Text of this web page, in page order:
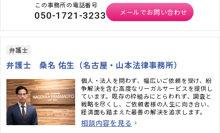
この事務所の電話番号
050-1721-3233 メールでお問い合わせ
弁護士
弁護士 桑名 佑生（名古屋・山本法律事務所）
個人・法人を問わず、幅広いご依頼を受け、紛
争解決を含む高度なリーガルサービスを提供し
ています。既存の枠組みにとらわれず、調査と
戦略を尽くし、ご依頼者様の人生に向き合い、
経済面も踏まえた最善の解決を追求します。
相談内容を見る